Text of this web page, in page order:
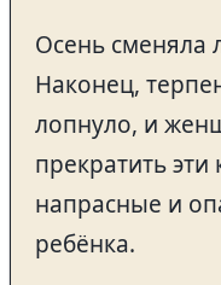
Осень сменяла
Наконец,
лопнуло, и
прекратить
напрасные и
ребёнка.